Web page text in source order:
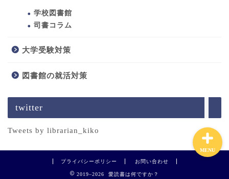
学校図書館
司書コラム
大学受験対策
図書館の就活対策
twitter
Tweets by librarian_kiko
プライバシーポリシー お問い合わせ
2019–2026 愛読書は何ですか？
MENU